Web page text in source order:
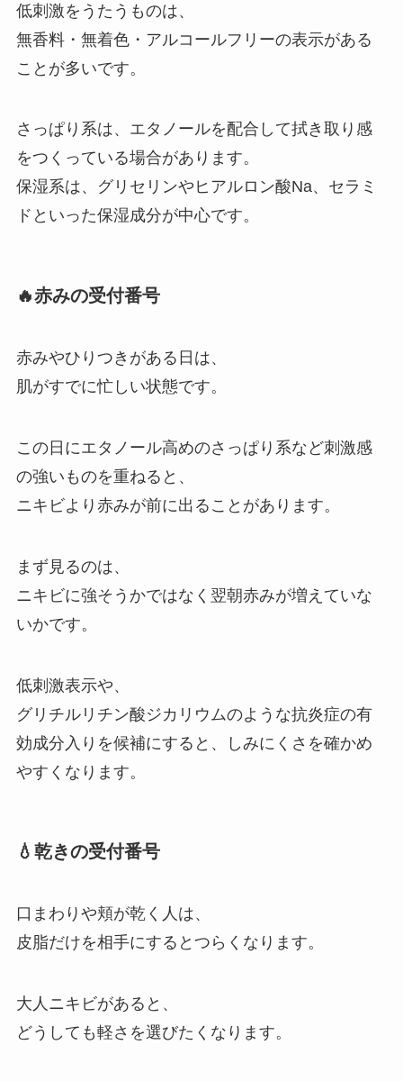
低刺激をうたうものは、
無香料・無着色・アルコールフリーの表示がある
ことが多いです。
さっぱり系は、エタノールを配合して拭き取り感
をつくっている場合があります。
保湿系は、グリセリンやヒアルロン酸Na、セラミ
ドといった保湿成分が中心です。
🔥赤みの受付番号
赤みやひりつきがある日は、
肌がすでに忙しい状態です。
この日にエタノール高めのさっぱり系など刺激感
の強いものを重ねると、
ニキビより赤みが前に出ることがあります。
まず見るのは、
ニキビに強そうかではなく翌朝赤みが増えていな
いかです。
低刺激表示や、
グリチルリチン酸ジカリウムのような抗炎症の有
効成分入りを候補にすると、しみにくさを確かめ
やすくなります。
💧乾きの受付番号
口まわりや頬が乾く人は、
皮脂だけを相手にするとつらくなります。
大人ニキビがあると、
どうしても軽さを選びたくなります。